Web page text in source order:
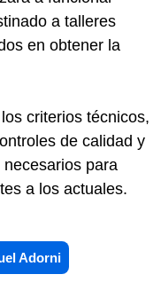
a talleres
en obtener la
criterios técnicos,
de calidad y
para
a los actuales.
Adorni